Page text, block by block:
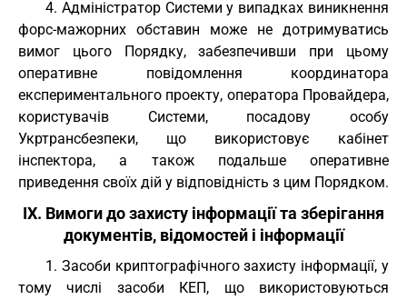
4. Адміністратор Системи у випадках виникнення
форс-мажорних обставин може не дотримуватись
вимог цього Порядку, забезпечивши при цьому
оперативне повідомлення координатора
експериментального проекту, оператора Провайдера,
користувачів Системи, посадову особу
Укртрансбезпеки, що використовує кабінет
інспектора, а також подальше оперативне
приведення своїх дій у відповідність з цим Порядком.
IX. Вимоги до захисту інформації та зберігання
документів, відомостей і інформації
1. Засоби криптографічного захисту інформації, у
тому числі засоби КЕП, що використовуються